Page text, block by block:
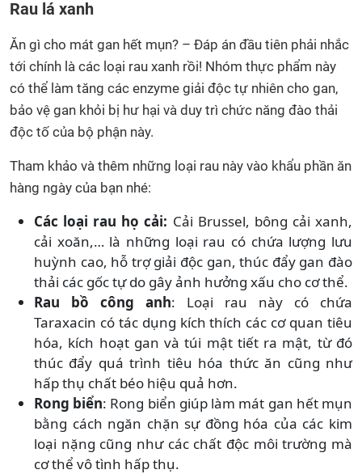
Rau lá xanh
Ăn gì cho mát gan hết mụn? – Đáp án đầu tiên phải nhắc
tới chính là các loại rau xanh rồi! Nhóm thực phẩm này
có thể làm tăng các enzyme giải độc tự nhiên cho gan,
bảo vệ gan khỏi bị hư hại và duy trì chức năng đào thải
độc tố của bộ phận này.
Tham khảo và thêm những loại rau này vào khẩu phần ăn
hàng ngày của bạn nhé:
Các loại rau họ cải: Cải Brussel, bông cải xanh,
cải xoăn,… là những loại rau có chứa lượng lưu
huỳnh cao, hỗ trợ giải độc gan, thúc đẩy gan đào
thải các gốc tự do gây ảnh hưởng xấu cho cơ thể.
Rau bồ công anh: Loại rau này có chứa
Taraxacin có tác dụng kích thích các cơ quan tiêu
hóa, kích hoạt gan và túi mật tiết ra mật, từ đó
thúc đẩy quá trình tiêu hóa thức ăn cũng như
hấp thụ chất béo hiệu quả hơn.
Rong biển: Rong biển giúp làm mát gan hết mụn
bằng cách ngăn chặn sự đồng hóa của các kim
loại nặng cũng như các chất độc môi trường mà
cơ thể vô tình hấp thụ.